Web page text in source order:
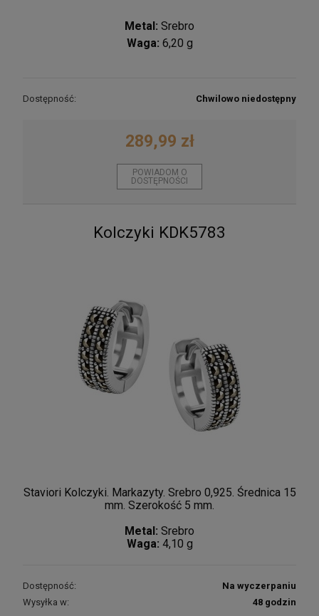
krzyżykiem
Metal: Srebro
Waga: 6,20 g
Dostępność: Chwilowo niedostępny
289,99 zł
POWIADOM O
DOSTĘPNOŚCI
Kolczyki KDK5783
Staviori Kolczyki. Markazyty. Srebro 0,925. Średnica 15
mm. Szerokość 5 mm.
Metal: Srebro
Waga: 4,10 g
Dostępność:
Na wyczerpaniu
Wysyłka w:
48 godzin